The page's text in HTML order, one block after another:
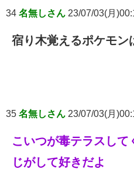
34 名無しさん 23/07/03(月
宿り木覚えるポケモン
35 名無しさん 23/07/03(月
こいつが毒テラスし
じがして好きだよ